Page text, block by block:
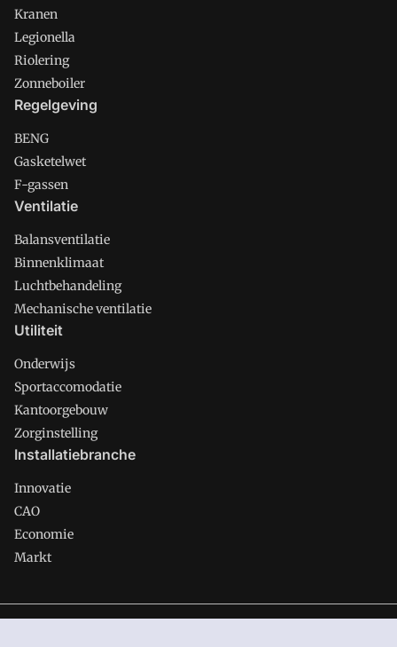
Kranen
Legionella
Riolering
Zonneboiler
Regelgeving
BENG
Gasketelwet
F-gassen
Ventilatie
Balansventilatie
Binnenklimaat
Luchtbehandeling
Mechanische ventilatie
Utiliteit
Onderwijs
Sportaccomodatie
Kantoorgebouw
Zorginstelling
Installatiebranche
Innovatie
CAO
Economie
Markt